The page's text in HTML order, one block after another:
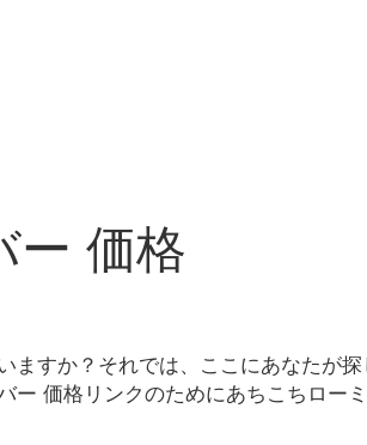
ー 価格
ますか？それでは、ここにあなたが
ー 価格リンクのためにあちこちロー